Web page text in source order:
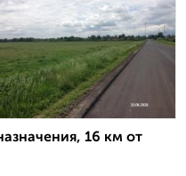
16 км от